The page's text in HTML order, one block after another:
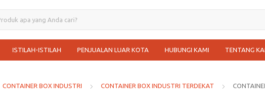
ISTILAH-ISTILAH PENJUALAN LUAR KOTA HUBUNGI KAMI TENTANG
CONTAINER BOX INDUSTRI CONTAINER BOX INDUSTRI TERDEKAT